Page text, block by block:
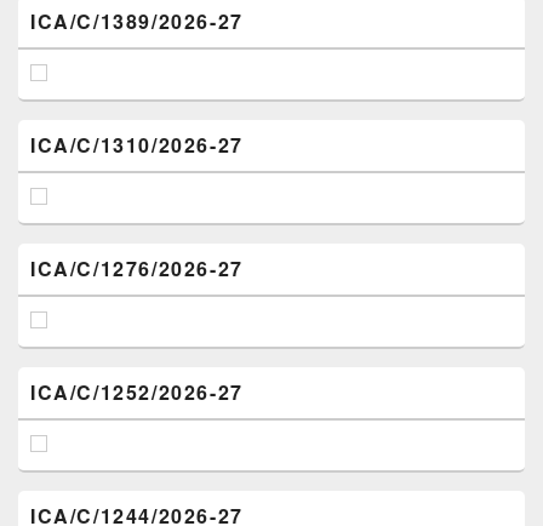
ICA/C/1389/2026-27
ICA/C/1310/2026-27
ICA/C/1276/2026-27
ICA/C/1252/2026-27
ICA/C/1244/2026-27